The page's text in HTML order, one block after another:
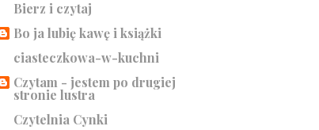
Bierz i czytaj
Bo ja lubię kawę i książki
ciasteczkowa-w-kuchni
Czytam - jestem po drugiej
stronie lustra
Czytelnia Cynki